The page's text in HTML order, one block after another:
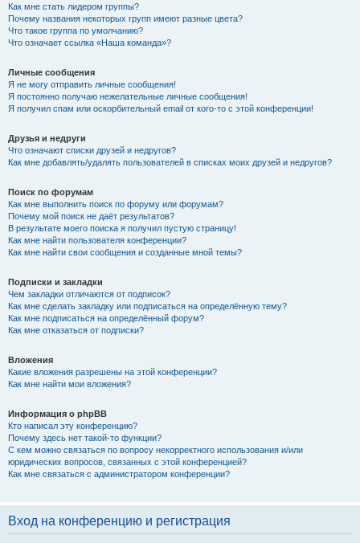
Как мне стать лидером группы?
Почему названия некоторых групп имеют разные цвета?
Что такое группа по умолчанию?
Что означает ссылка «Наша команда»?
Личные сообщения
Я не могу отправить личные сообщения!
Я постоянно получаю нежелательные личные сообщения!
Я получил спам или оскорбительный email от кого-то с этой конференции!
Друзья и недруги
Что означают списки друзей и недругов?
Как мне добавлять/удалять пользователей в списках моих друзей и недругов?
Поиск по форумам
Как мне выполнить поиск по форуму или форумам?
Почему мой поиск не даёт результатов?
В результате моего поиска я получил пустую страницу!
Как мне найти пользователя конференции?
Как мне найти свои сообщения и созданные мной темы?
Подписки и закладки
Чем закладки отличаются от подписок?
Как мне сделать закладку или подписаться на определённую тему?
Как мне подписаться на определённый форум?
Как мне отказаться от подписки?
Вложения
Какие вложения разрешены на этой конференции?
Как мне найти мои вложения?
Информация о phpBB
Кто написал эту конференцию?
Почему здесь нет такой-то функции?
С кем можно связаться по вопросу некорректного использования и/или
юридических вопросов, связанных с этой конференцией?
Как мне связаться с администратором конференции?
Вход на конференцию и регистрация